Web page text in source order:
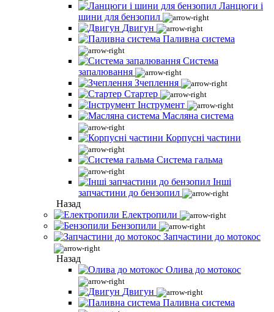
Ланцюги і
шини для бензопил
Двигун
Паливна система
Система
запалювання
Зчеплення
Стартер
Інструмент
Масляна система
Корпусні частини
Система гальма
Інші
запчастини до бензопил
Назад
Електропили
Бензопили
Запчастини до мотокос
Назад
Олива до мотокос
Двигун
Паливна система